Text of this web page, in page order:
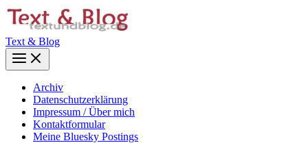
Text & Blog
Main
Menu
Archiv
Datenschutzerklärung
Impressum / Über mich
Kontaktformular
Meine Bluesky Postings